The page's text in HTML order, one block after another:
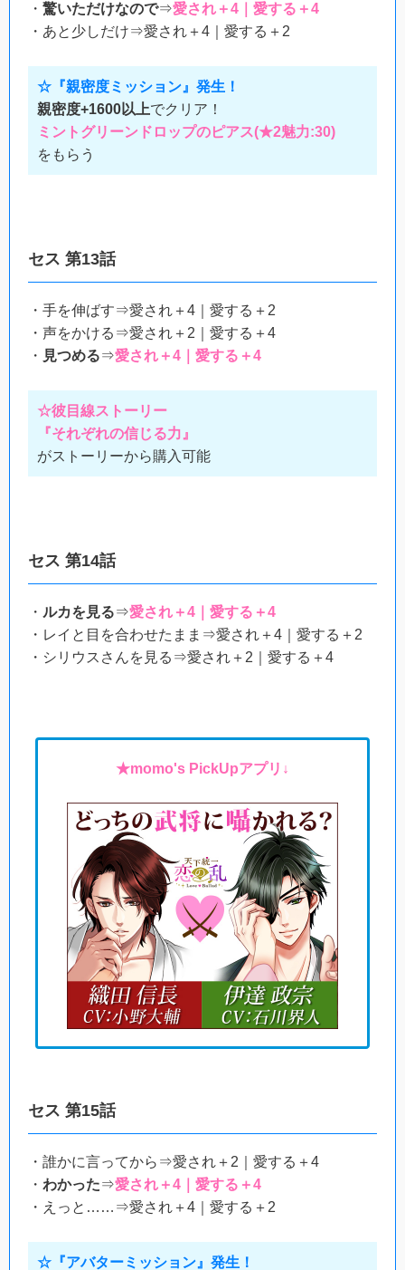
・ 驚いただけなので⇒愛され＋4｜愛する＋4
・あと少しだけ⇒愛され＋4｜愛する＋2
☆『親密度ミッション』発生！
親密度+1600以上でクリア！
ミントグリーンドロップのピアス(★2魅力:30)
をもらう
セス 第13話
・手を伸ばす⇒愛され＋4｜愛する＋2
・声をかける⇒愛され＋2｜愛する＋4
・ 見つめる⇒愛され＋4｜愛する＋4
☆彼目線ストーリー
『それぞれの信じる力』
がストーリーから購入可能
セス 第14話
・ ルカを見る⇒愛され＋4｜愛する＋4
・レイと目を合わせたまま⇒愛され＋4｜愛する＋2
・シリウスさんを見る⇒愛され＋2｜愛する＋4
★momo's PickUpアプリ↓
セス 第15話
・誰かに言ってから⇒愛され＋2｜愛する＋4
・ わかった⇒愛され＋4｜愛する＋4
・えっと……⇒愛され＋4｜愛する＋2
☆『アバターミッション』発生！